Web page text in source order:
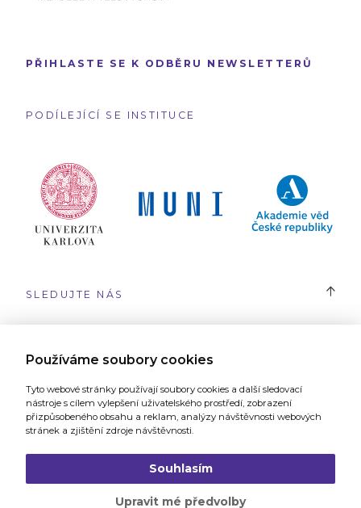
Používáme soubory cookies
Tyto webové stránky používají soubory cookies a další sledovací
nástroje s cílem vylepšení uživatelského prostředí, zobrazení
přizpůsobeného obsahu a reklam, analýzy návštěvnosti webových
stránek a zjištění zdroje návštěvnosti.
Souhlasím
Upravit mé předvolby
PŘIHLASTE SE K ODBĚRU NEWSLETTERŮ
SLEDUJTE NÁS
#SYRI
PODÍLEJÍCÍ SE INSTITUCE